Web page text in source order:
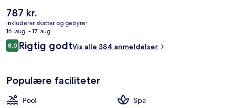
Den
nuværende
pris
er
787 kr.
787 kr.
inkluderer skatter og gebyrer
16. aug. - 17. aug.
Anmeldelser
8,08,0 ud af 10.
Rigtig godtVis alle 384 anmeldelser
Populære faciliteter
Pool
Spa